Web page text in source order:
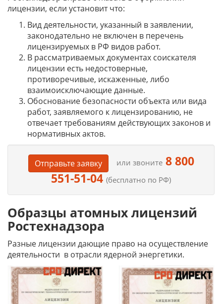
лицензии, если установит что:
Вид деятельности, указанный в заявлении,
законодательно не включен в перечень
лицензируемых в РФ видов работ.
В рассматриваемых документах соискателя
лицензии есть недостоверные,
противоречивые, искаженные, либо
взаимоисключающие данные.
Обоснование безопасности объекта или вида
работ, заявляемого к лицензированию, не
отвечает требованиям действующих законов и
нормативных актов.
Отправьте заявку или звоните8 800
551-51-04 (бесплатно по РФ)
Образцы атомных лицензий
Ростехнадзора
Разные лицензии дающие право на осуществление
деятельности в отрасли ядерной энергетики.